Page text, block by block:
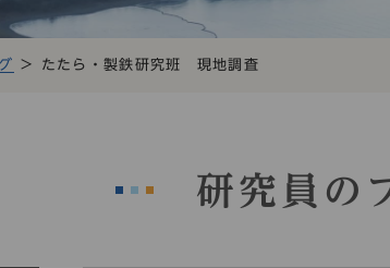
たたら・製鉄研究班 現地調査
研究員の